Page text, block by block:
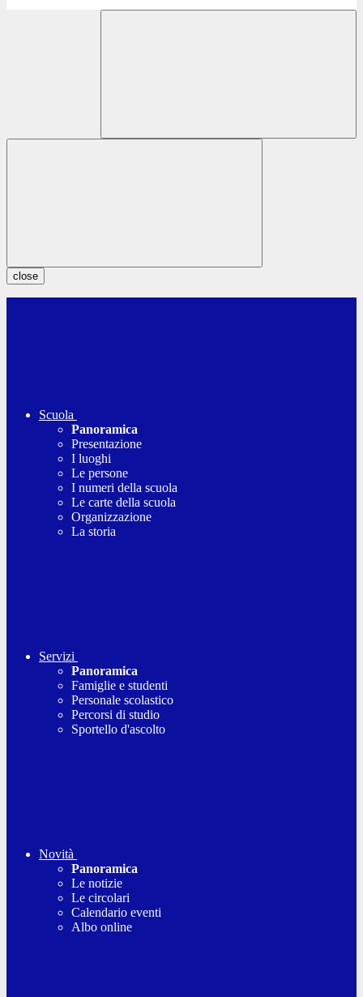
close
Scuola
Panoramica
Presentazione
I luoghi
Le persone
I numeri della scuola
Le carte della scuola
Organizzazione
La storia
Servizi
Panoramica
Famiglie e studenti
Personale scolastico
Percorsi di studio
Sportello d'ascolto
Novità
Panoramica
Le notizie
Le circolari
Calendario eventi
Albo online